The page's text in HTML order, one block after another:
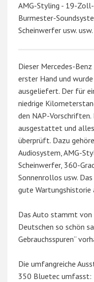
AMG-Styling - 19-
Burmester-
Scheinwerfer usw. usw.
Dieser Mercedes-
erster Hand und
ausgeliefert. Der für
niedrige
den NAP-
ausgestattet und
überprüft. Dazu
Audiosystem, AMG-
Scheinwerfer, 360-
Sonnenrollos usw.
gute Wartungshistorie
Das Auto stammt von
Deutschen so schön
Gebrauchsspuren“
Die umfangreiche
350 Bluetec umfasst: